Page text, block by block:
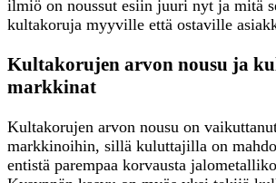
ilmiö on noussut esiin juuri nyt ja mitä
kultakoruja myyville että ostaville
Kultakorujen arvon nousu ja
markkinat
Kultakorujen arvon nousu on
markkinoihin, sillä kuluttajilla on
entistä parempaa korvausta